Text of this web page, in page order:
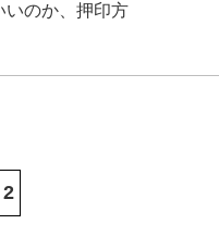
いのか、押印方
2